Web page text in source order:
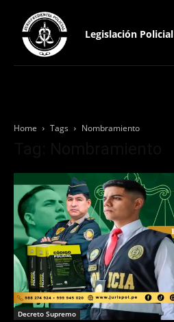
Legislación Policial
Home Tags Nombramiento
Decreto Supremo